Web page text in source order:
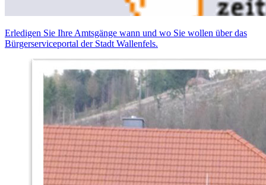
Erledigen Sie Ihre Amtsgänge wann und wo Sie wollen über das
Bürgerserviceportal der Stadt Wallenfels.